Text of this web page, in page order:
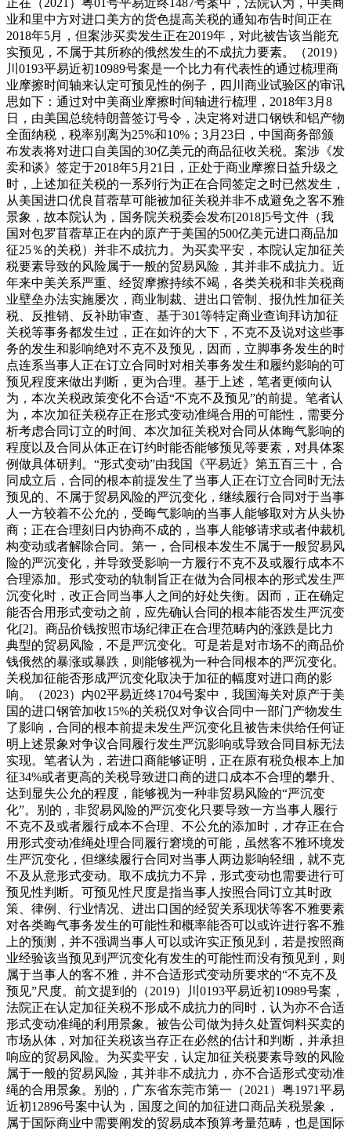
业和里中方对进口美方的货色提高关税的通知布告时间正在
2018年5月，但案涉买卖发生正在2019年，对此被告该当能充
实预见，不属于其所称的俄然发生的不成抗力要素。（2019）
川0193平易近初10989号案是一个比力有代表性的通过梳理商
业摩擦时间轴来认定可预见性的例子，四川商业试验区的审讯
思如下：通过对中美商业摩擦时间轴进行梳理，2018年3月8
日，由美国总统特朗普签订号令，决定将对进口钢铁和铝产物
全面纳税，税率别离为25%和10%；3月23日，中国商务部颁
布发表将对进口自美国的30亿美元的商品征收关税。案涉《发
卖和谈》签定于2018年5月21日，正处于商业摩擦日益升级之
时，上述加征关税的一系列行为正在合同签定之时已然发生，
从美国进口优良苜蓿草可能被加征关税并非不成避免之客不雅
景象，故本院认为，国务院关税委会发布[2018]5号文件（我
国对包罗苜蓿草正在内的原产于美国的500亿美元进口商品加
征25％的关税）并非不成抗力。为买卖平安，本院认定加征关
税要素导致的风险属于一般的贸易风险，其并非不成抗力。近
年来中美关系严重、经贸摩擦持续不竭，各类关税和非关税商
业壁垒办法实施屡次，商业制裁、进出口管制、报仇性加征关
税、反推销、反补助审查、基于301等特定商业查询拜访加征
关税等事务都发生过，正在如许的大下，不克不及说对这些事
务的发生和影响绝对不克不及预见，因而，立脚事务发生的时
点连系当事人正在订立合同时对相关事务发生和履约影响的可
预见程度来做出判断，更为合理。基于上述，笔者更倾向认
为，本次关税政策变化不合适“不克不及预见”的前提。笔者认
为，本次加征关税存正在形式变动准绳合用的可能性，需要分
析考虑合同订立的时间、本次加征关税对合同从体晦气影响的
程度以及合同从体正在订约时能否能够预见等要素，对具体案
例做具体研判。“形式变动”由我国《平易近》第五百三十，合
同成立后，合同的根本前提发生了当事人正在订立合同时无法
预见的、不属于贸易风险的严沉变化，继续履行合同对于当事
人一方较着不公允的，受晦气影响的当事人能够取对方从头协
商；正在合理刻日内协商不成的，当事人能够请求或者仲裁机
构变动或者解除合同。第一，合同根本发生不属于一般贸易风
险的严沉变化，并导致受影响一方履行不克不及或履行成本不
合理添加。形式变动的轨制旨正在做为合同根本的形式发生严
沉变化时，改正合同当事人之间的好处失衡。因而，正在确定
能否合用形式变动之前，应先确认合同的根本能否发生严沉变
化[2]。商品价钱按照市场纪律正在合理范畴内的涨跌是比力
典型的贸易风险，不是严沉变化。可是若是对市场不的商品价
钱俄然的暴涨或暴跌，则能够视为一种合同根本的严沉变化。
关税加征能否形成严沉变化取决于加征的幅度对进口商的影
响。（2023）内02平易近终1704号案中，我国海关对原产于美
国的进口钢管加收15%的关税仅对争议合同中一部门产物发生
了影响，合同的根本前提未发生严沉变化且被告未供给任何证
明上述景象对争议合同履行发生严沉影响或导致合同目标无法
实现。笔者认为，若进口商能够证明，正在原有税负根本上加
征34%或者更高的关税导致进口商的进口成本不合理的攀升、
达到显失公允的程度，能够视为一种非贸易风险的“严沉变
化”。别的，非贸易风险的严沉变化只要导致一方当事人履行
不克不及或者履行成本不合理、不公允的添加时，才存正在合
用形式变动准绳处理合同履行窘境的可能，虽然客不雅环境发
生严沉变化，但继续履行合同对当事人两边影响轻细，就不克
不及从意形式变动。取不成抗力不异，形式变动也需要进行可
预见性判断。可预见性尺度是指当事人按照合同订立其时政
策、律例、行业情况、进出口国的经贸关系现状等客不雅要素
对各类晦气事务发生的可能性和概率能否可以或许进行客不雅
上的预测，并不强调当事人可以或许实正预见到，若是按照商
业经验该当预见到严沉变化有发生的可能性而没有预见到，则
属于当事人的客不雅，并不合适形式变动所要求的“不克不及
预见”尺度。前文提到的（2019）川0193平易近初10989号案，
法院正在认定加征关税不形成不成抗力的同时，认为亦不合适
形式变动准绳的利用景象。被告公司做为持久处置饲料买卖的
市场从体，对加征关税该当存正在必然的估计和判断，并承担
响应的贸易风险。为买卖平安，认定加征关税要素导致的风险
属于一般的贸易风险，其并非不成抗力，亦不合适形式变动准
绳的合用景象。别的，广东省东莞市第一（2021）粤1971平易
近初12896号案中认为，国度之间的加征进口商品关税景象，
属于国际商业中需要阐发的贸易成本预算考量范畴，也是国际